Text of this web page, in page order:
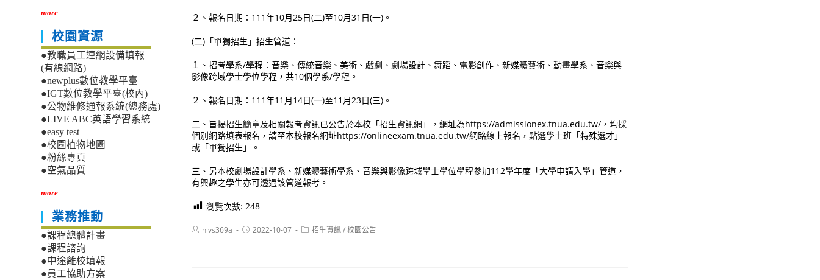
２、報名日期：111年10月25日(二)至10月31日(一)。
(二)「單獨招生」招生管道：
１、招考學系/學程：音樂、傳統音樂、美術、戲劇、劇場設計、舞蹈、電影創作、新媒體藝術、動畫學系、音樂與
影像跨域學士學位學程，共10個學系/學程。
２、報名日期：111年11月14日(一)至11月23日(三)。
二、旨揭招生簡章及相關報考資訊已公告於本校「招生資訊網」，網址為https://admissionex.tnua.edu.tw/，均採
個別網路填表報名，請至本校報名網址https://onlineexam.tnua.edu.tw/網路線上報名，點選學士班「特殊選才」
或「單獨招生」。
三、另本校劇場設計學系、新媒體藝術學系、音樂與影像跨域學士學位學程參加112學年度「大學申請入學」管道，
有興趣之學生亦可透過該管道報考。
瀏覽次數: 248
Posthlvs369a
Post2022-10-07
Post招生資訊/校園公告
more
校園資源
●教職員工連網設備填報
(有線網路)
●newplus數位教學平臺
●IGT數位教學平臺(校內)
●公物維修通報系統(總務處)
●LIVE ABC英語學習系統
●easy test
●校園植物地圖
●粉絲專頁
●空氣品質
more
業務推動
●課程總體計畫
●課程諮詢
●中途離校填報
●員工協助方案